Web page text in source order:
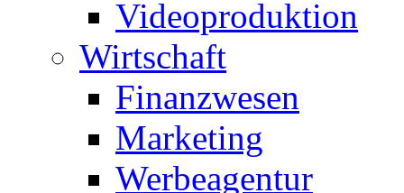
Videoproduktion
Wirtschaft
Finanzwesen
Marketing
Werbeagentur